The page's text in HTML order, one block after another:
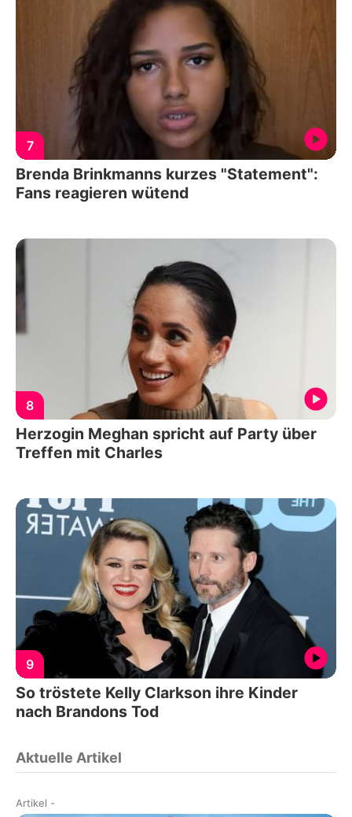
7
Brenda Brinkmanns kurzes "Statement":
Fans reagieren wütend
8
Herzogin Meghan spricht auf Party über
Treffen mit Charles
9
So tröstete Kelly Clarkson ihre Kinder
nach Brandons Tod
Aktuelle Artikel
Artikel -